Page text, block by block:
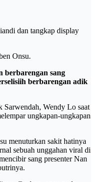
dan tangkap display
Onsu.
sang
berbarengan adik
Sarwendah, Wendy Lo saat
ungkapan-ungkapan
menuturkan sakit hatinya
sebuah unggahan viral di
sang presenter Nan